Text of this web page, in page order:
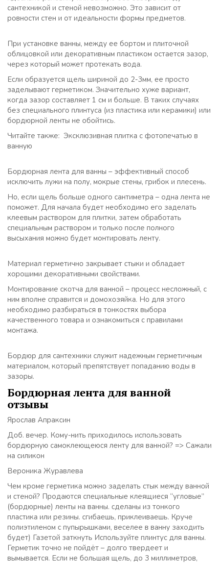
сантехникой и стеной невозможно. Это зависит от
ровности стен и от идеальности формы предметов.
При установке ванны, между ее бортом и плиточной
облицовкой или декоративным пластиком остается зазор,
через который может протекать вода.
Если образуется щель шириной до 2-3мм, ее просто
заделывают герметиком. Значительно хуже вариант,
когда зазор составляет 1 см и больше. В таких случаях
без специального плинтуса (из пластика или керамики) или
бордюрной ленты не обойтись.
Читайте также: Эксклюзивная плитка с фотопечатью в
ванную
Бордюрная лента для ванны – эффективный способ
исключить лужи на полу, мокрые стены, грибок и плесень.
Но, если щель больше одного сантиметра – одна лента не
поможет. Для начала будет необходимо его заделать
клеевым раствором для плитки, затем обработать
специальным раствором и только после полного
высыхания можно будет монтировать ленту.
Материал герметично закрывает стыки и обладает
хорошими декоративными свойствами.
Монтирование скотча для ванной – процесс несложный, с
ним вполне справится и домохозяйка. Но для этого
необходимо разбираться в тонкостях выбора
качественного товара и ознакомиться с правилами
монтажа.
Бордюр для сантехники служит надежным герметичным
материалом, который препятствует попаданию воды в
зазоры.
Бордюрная лента для ванной
отзывы
Ярослав Апраксин
Доб. вечер. Кому-нить приходилось использовать
бордюрную самоклеющеюся ленту для ванной? => Сажали
на силикон
Вероника Журавлева
Чем кроме герметика можно заделать стык между ванной
и стеной? Продаются специальные клеящиеся “угловые”
(бордюрные) ленты на ванны. сделаны из тонкого
пластика или резины. сгибаешь, приклеиваешь. Круче
полиэтиленом с пупырышками, веселее в ванну заходить
будет) Газетой заткнуть Используйте плинтус для ванны.
Герметик точно не пойдёт – долго твердеет и
вымывается. Если не большая щель, до 3 миллиметров,